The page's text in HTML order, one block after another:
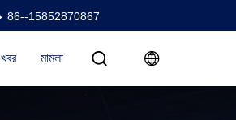
86--15852870867
খবর মামলা